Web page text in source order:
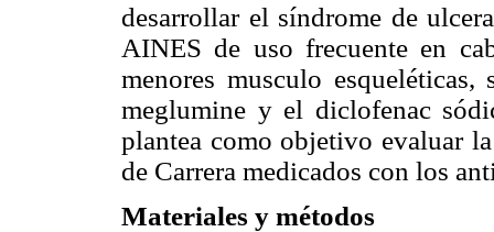
desarrollar el síndrome de
AINES de uso frecuente en
menores musculo
meglumine y el diclofenac
plantea como objetivo evaluar
de Carrera medicados con los
Materiales y métodos